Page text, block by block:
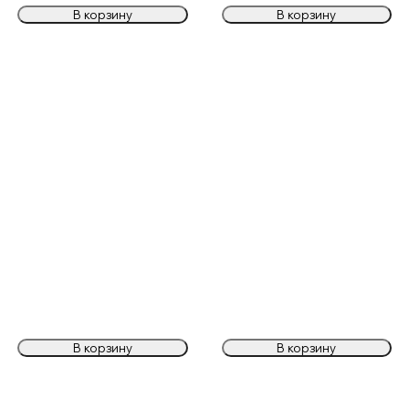
В корзину В корзину
В корзину В корзину